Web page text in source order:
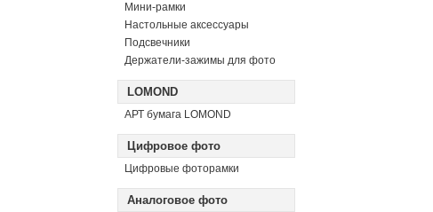
Мини-рамки
Настольные аксессуары
Подсвечники
Держатели-зажимы для фото
LOMOND
АРТ бумага LOMOND
Цифровое фото
Цифровые фоторамки
Аналоговое фото